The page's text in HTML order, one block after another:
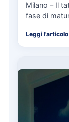
Milano – Il
fase di
Leggi l'articolo